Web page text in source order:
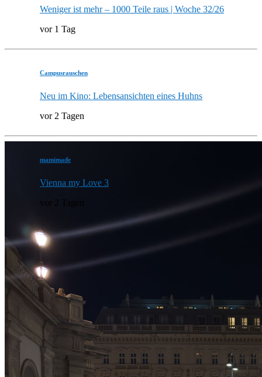
Weniger ist mehr – 1000 Teile raus | Woche 32/26
vor 1 Tag
Campusrauschen
Neu im Kino: Lebensansichten eines Huhns
vor 2 Tagen
mamimade
Vienna my Love 3
vor 2 Tagen